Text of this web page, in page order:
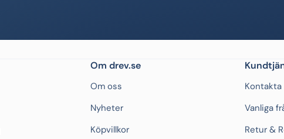
Om drev.se
Om oss
Nyheter
Köpvillkor
Kontakta
Vanliga
Retur &